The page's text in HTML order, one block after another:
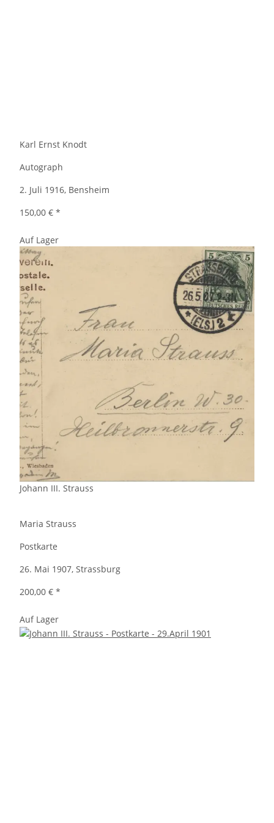
Karl Ernst Knodt
Autograph
2. Juli 1916, Bensheim
150,00 € *
Auf Lager
Johann III. Strauss
Maria Strauss
Postkarte
26. Mai 1907, Strassburg
200,00 € *
Auf Lager